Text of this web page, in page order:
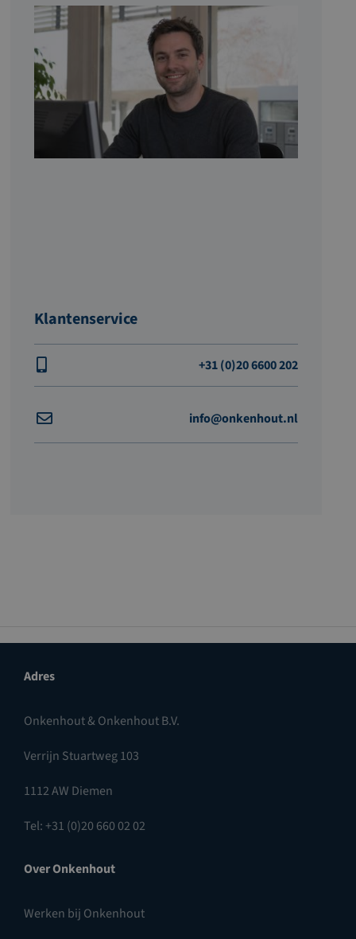
Klantenservice
+31 (0)20 6600 202
info@onkenhout.nl
Adres
Onkenhout & Onkenhout B.V.
Verrijn Stuartweg 103
1112 AW Diemen
Tel: +31 (0)20 660 02 02
Over Onkenhout
Werken bij Onkenhout